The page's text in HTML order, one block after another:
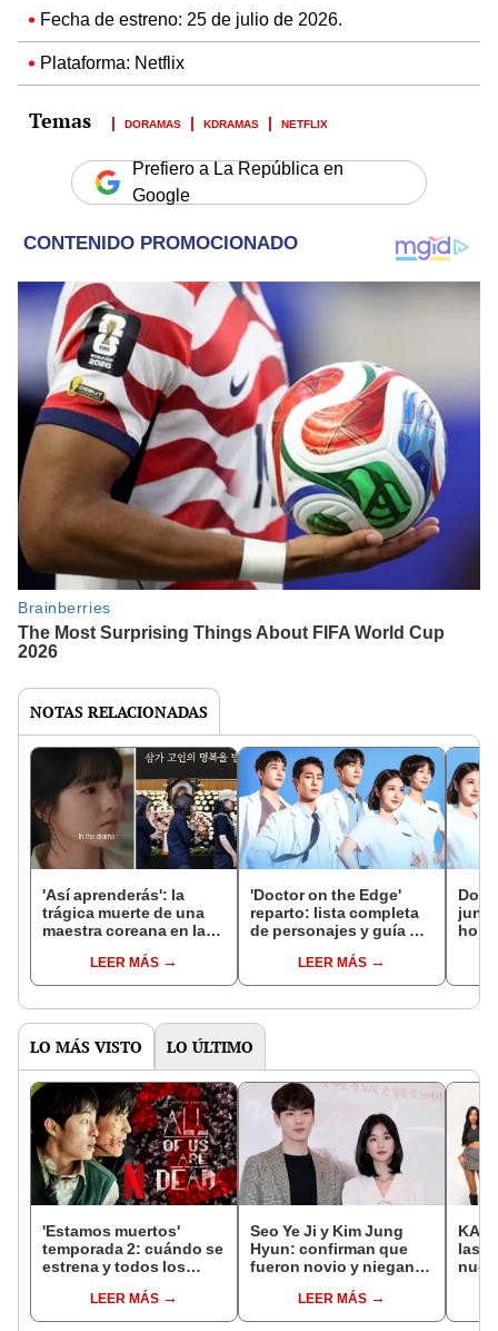
Fecha de estreno: 25 de julio de 2026.
Plataforma: Netflix
DORAMAS KDRAMAS NETFLIX
Prefiero a La República en
Google
NOTAS RELACIONADAS
'Así aprenderás': la
trágica muerte de una
maestra coreana en la
inspirado el capítulo
más crudo del k-drama
LEER MÁS
'Doctor on the Edge'
reparto: lista completa
de personajes y guía de
LEER MÁS
junio
LO MÁS VISTO LO ÚLTIMO
'Estamos muertos'
temporada 2: cuándo se
estrena y todos los
entregaLEER MÁS
Seo Ye Ji y Kim Jung
Hyun: confirman que
fueron novio y niegan
LEER MÁS
las